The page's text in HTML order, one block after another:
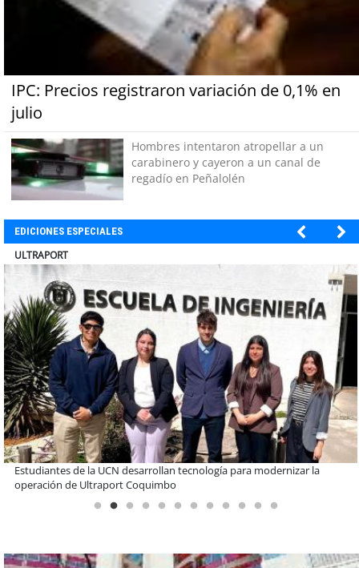
IPC: Precios registraron variación de 0,1% en
julio
Hombres intentaron atropellar a un
carabinero y cayeron a un canal de
regadío en Peñalolén
EDICIONES ESPECIALES
BANCO DE CHILE
Educación y colaboración público-privada se toman La Araucanía:
encuentro reunió a líderes para abordar las brechas y oportunidades